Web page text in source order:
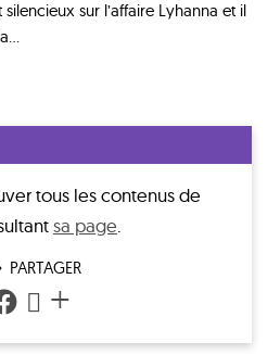
sur l’affaire Lyhanna et il
tous les contenus de
sa page
PARTAGER
+